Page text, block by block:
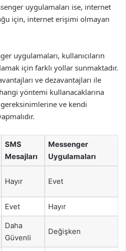
uygulamaları ise, internet
için, internet erişimi olmayan
uygulamaları, kullanıcıların
için farklı yollar sunmaktadır.
ve dezavantajları ile
yöntemi kullanacaklarına
ve kendi
SMS
Mesajları
Messenger
Uygulamaları
Hayır Evet
Evet Hayır
Daha
Güvenli
Değişken